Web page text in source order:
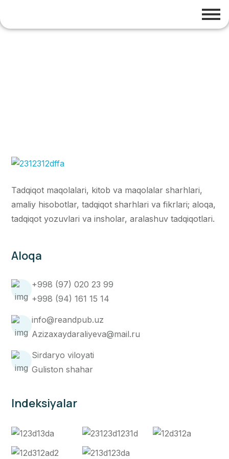
Tadqiqot maqolalari, kitob va maqolalar sharhlari,
amaliy hisobotlar, tadqiqot sharhlari va fikrlari; aloqa,
tadqiqot yozuvlari va insholar, aralashuv tadqiqotlari.
Aloqa
+998 (97) 020 23 99
+998 (94) 161 15 14
info@reandpub.uz
Azizaxaydaraliyeva@mail.ru
Sirdaryo viloyati
Guliston shahar
Indeksiyalar